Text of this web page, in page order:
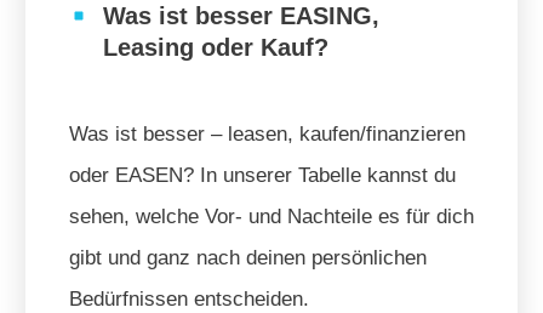
Was ist besser EASING,
Leasing oder Kauf?
Was ist besser – leasen, kaufen/finanzieren
oder EASEN? In unserer Tabelle kannst du
sehen, welche Vor- und Nachteile es für dich
gibt und ganz nach deinen persönlichen
Bedürfnissen entscheiden.